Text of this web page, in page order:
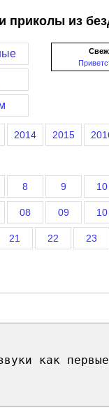
приколы из
2014 2015
8 9 10
08 09 10
21 22 23
как первые